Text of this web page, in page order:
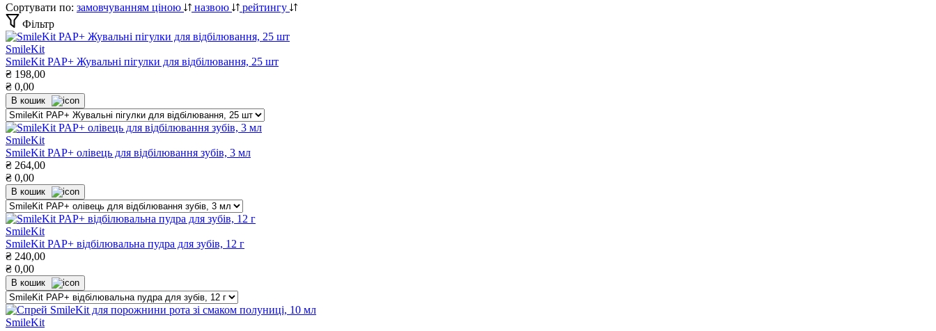
Сортувати по: замовчуванням ціною назвою
рейтингу
Фільтр
SmileKit
SmileKit PAP+ Жувальні пігулки для відбілювання, 25 шт
₴ 198,00
₴ 0,00
В кошик
SmileKit
SmileKit PAP+ олівець для відбілювання зубів, 3 мл
₴ 264,00
₴ 0,00
В кошик
SmileKit
SmileKit PAP+ відбілювальна пудра для зубів, 12 г
₴ 240,00
₴ 0,00
В кошик
SmileKit